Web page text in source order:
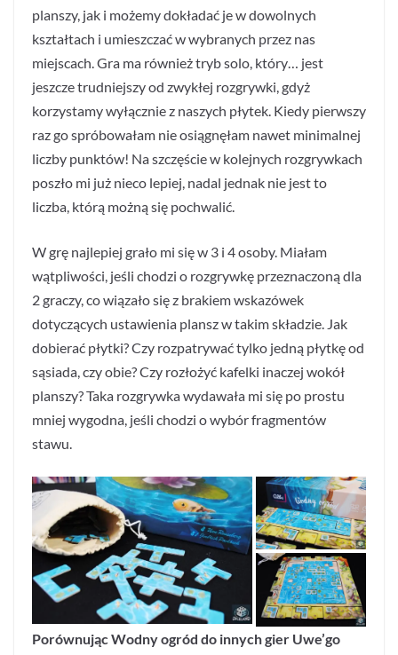
planszy, jak i możemy dokładać je w dowolnych
kształtach i umieszczać w wybranych przez nas
miejscach. Gra ma również tryb solo, który… jest
jeszcze trudniejszy od zwykłej rozgrywki, gdyż
korzystamy wyłącznie z naszych płytek. Kiedy pierwszy
raz go spróbowałam nie osiągnęłam nawet minimalnej
liczby punktów! Na szczęście w kolejnych rozgrywkach
poszło mi już nieco lepiej, nadal jednak nie jest to
liczba, którą możną się pochwalić.
W grę najlepiej grało mi się w 3 i 4 osoby. Miałam
wątpliwości, jeśli chodzi o rozgrywkę przeznaczoną dla
2 graczy, co wiązało się z brakiem wskazówek
dotyczących ustawienia plansz w takim składzie. Jak
dobierać płytki? Czy rozpatrywać tylko jedną płytkę od
sąsiada, czy obie? Czy rozłożyć kafelki inaczej wokół
planszy? Taka rozgrywka wydawała mi się po prostu
mniej wygodna, jeśli chodzi o wybór fragmentów
stawu.
Porównując Wodny ogród do innych gier Uwe’go